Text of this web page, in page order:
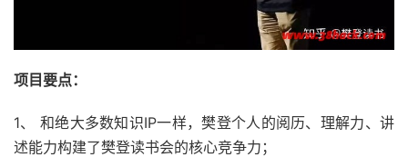
项目要点：
1、 和绝大多数知识IP一样，樊登个人的阅历、理解力、讲
述能力构建了樊登读书会的核心竞争力；